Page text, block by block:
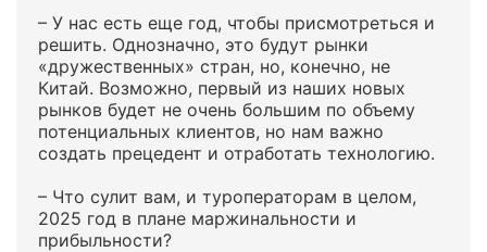
– У нас есть еще год, чтобы присмотреться и
решить. Однозначно, это будут рынки
«дружественных» стран, но, конечно, не
Китай. Возможно, первый из наших новых
рынков будет не очень большим по объему
потенциальных клиентов, но нам важно
создать прецедент и отработать технологию.
– Что сулит вам, и туроператорам в целом,
2025 год в плане маржинальности и
прибыльности?